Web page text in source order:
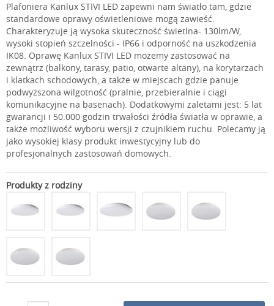
Plafoniera Kanlux STIVI LED zapewni nam światło tam, gdzie
standardowe oprawy oświetleniowe mogą zawieść.
Charakteryzuje ją wysoka skuteczność świetlna- 130lm/W,
wysoki stopień szczelności - IP66 i odporność na uszkodzenia
IK08. Oprawę Kanlux STIVI LED możemy zastosować na
zewnątrz (balkony, tarasy, patio, otwarte altany), na korytarzach
i klatkach schodowych, a także w miejscach gdzie panuje
podwyższona wilgotność (pralnie, przebieralnie i ciągi
komunikacyjne na basenach). Dodatkowymi zaletami jest: 5 lat
gwarancji i 50.000 godzin trwałości źródła światła w oprawie, a
także możliwość wyboru wersji z czujnikiem ruchu. Polecamy ją
jako wysokiej klasy produkt inwestycyjny lub do
profesjonalnych zastosowań domowych.
Produkty z rodziny